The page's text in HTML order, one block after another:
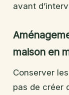
avant
maison en
Conserver
pas de créer